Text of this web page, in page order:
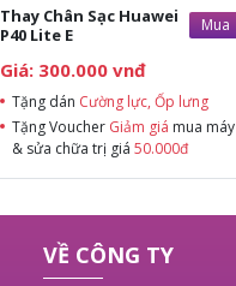
Thay Chân Sạc Huawei
P40 Lite E
Mua
Giá: 300.000 vnđ
Tặng dán Cường lực, Ốp lưng
Tặng Voucher Giảm giá mua máy
& sửa chữa trị giá 50.000đ
VỀ CÔNG TY